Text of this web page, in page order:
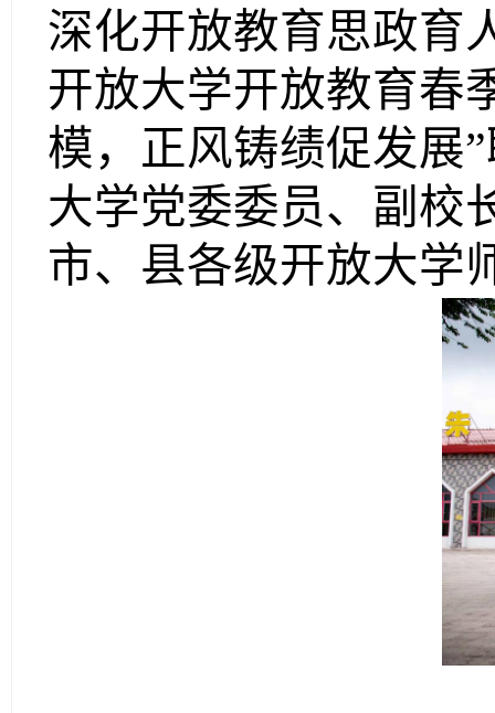
深化开放教育思政育
开放大学开放教育春
模，正风铸绩促发展
大学党委委员、副校
市、县各级开放大学